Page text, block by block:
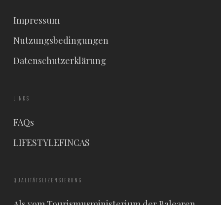
Impressum
Nutzungsbedingungen
Datenschutzerklärung
LINKS
FAQs
LIFESTYLEFINCAS
QUALITÄTSLIZENSIERUNG